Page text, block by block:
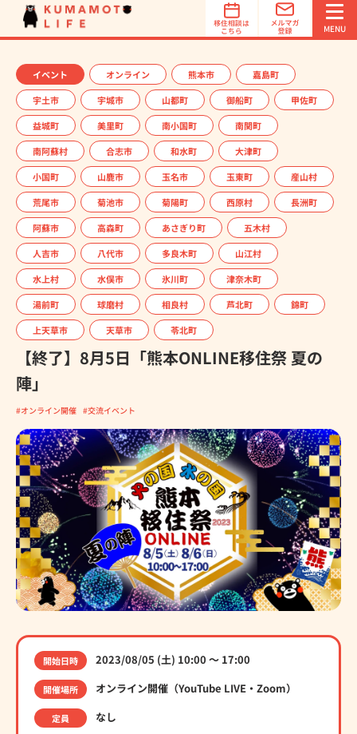
MENU
オススメ地域診断
簡単3ステップでオススメ地域を診断！
オススメ地域診断は、あなたの希望する「立地条件」「特
徴」「魅力」を選択するだけで、オススメの移住先を診断
します。診断は1分で完了！
オススメ地域診断スタート
イベント オンライン 熊本市
嘉島町
宇土市
宇城市 山都町 御船町
甲佐町
益城町
美里町 南小国町
南関町
南阿蘇村
合志市 和水町
大津町
小国町
山鹿市 玉名市 玉東町
産山村
荒尾市
菊池市 菊陽町 西原村
長洲町
阿蘇市
高森町 あさぎり町
五木村
人吉市
八代市 多良木町
山江村
水上村
水俣市 氷川町
津奈木町
湯前町
球磨村 相良村 芦北町
錦町
上天草市
天草市 苓北町
【終了】8月5日「熊本ONLINE移住祭 夏の
陣」
オンライン開催 交流イベント
開始日時 2023/08/05 (土) 10:00 〜 17:00
開催場所 オンライン開催（YouTube LIVE・Zoom）
定員 なし